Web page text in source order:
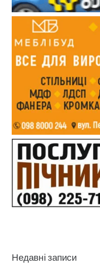
Недавні записи